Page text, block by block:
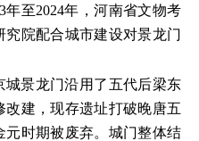
年至2024年，河南省文物考
院配合城市建设对景龙门
景龙门沿用了五代后梁东
建，现存遗址打破晚唐五
时期被废弃。城门整体结